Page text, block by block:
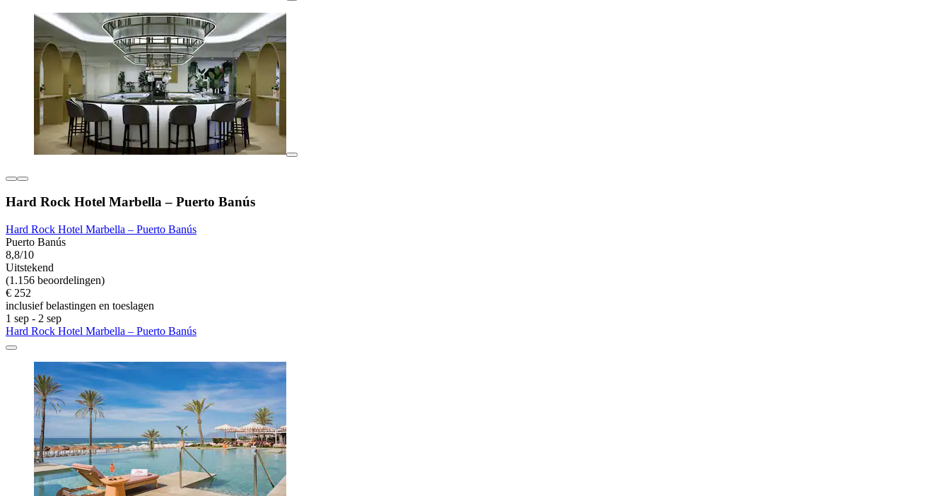
Hard Rock Hotel Marbella – Puerto Banús
Hard Rock Hotel Marbella – Puerto Banús
Puerto Banús
8,8/10
Uitstekend
(1.156 beoordelingen)
€ 252
inclusief belastingen en toeslagen
1 sep - 2 sep
Hard Rock Hotel Marbella – Puerto Banús